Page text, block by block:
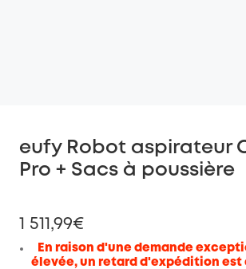
eufy Robot aspirateur
Pro + Sacs à poussière
1 511,99€
En raison d'une demande
élevée, un retard d'expédition